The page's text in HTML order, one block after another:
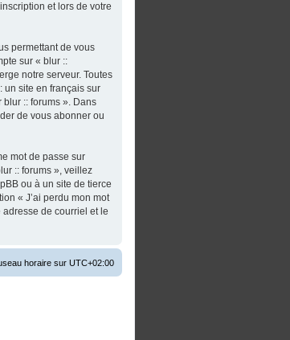
et lors de votre
permettant de vous
sur « blur ::
notre serveur. Toutes
un site en français sur
:: forums ». Dans
de vous abonner ou
mot de passe sur
:: forums », veillez
ou à un site de tierce
« J’ai perdu mon mot
de courriel et le
horaire sur UTC+02:00